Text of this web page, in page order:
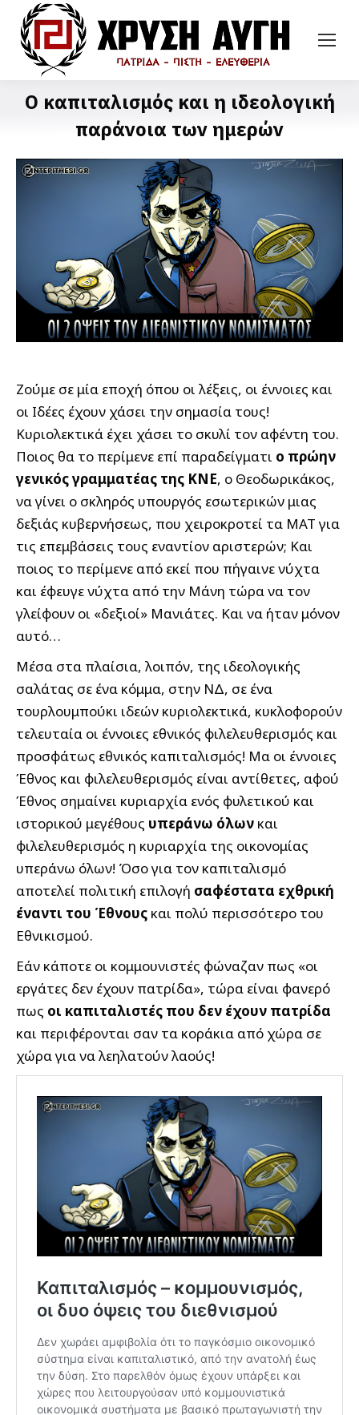
Ο καπιταλισμός και η ιδεολογική
παράνοια των ημερών
Ζούμε σε μία εποχή όπου οι λέξεις, οι έννοιες και
οι Ιδέες έχουν χάσει την σημασία τους!
Κυριολεκτικά έχει χάσει το σκυλί τον αφέντη του.
Ποιος θα το περίμενε επί παραδείγματι ο πρώην
γενικός γραμματέας της ΚΝΕ, ο Θεοδωρικάκος,
να γίνει ο σκληρός υπουργός εσωτερικών μιας
δεξιάς κυβερνήσεως, που χειροκροτεί τα ΜΑΤ για
τις επεμβάσεις τους εναντίον αριστερών; Και
ποιος το περίμενε από εκεί που πήγαινε νύχτα
και έφευγε νύχτα από την Μάνη τώρα να τον
γλείφουν οι «δεξιοί» Μανιάτες. Και να ήταν μόνον
αυτό…
Μέσα στα πλαίσια, λοιπόν, της ιδεολογικής
σαλάτας σε ένα κόμμα, στην ΝΔ, σε ένα
τουρλουμπούκι ιδεών κυριολεκτικά, κυκλοφορούν
τελευταία οι έννοιες εθνικός φιλελευθερισμός και
προσφάτως εθνικός καπιταλισμός! Μα οι έννοιες
Έθνος και φιλελευθερισμός είναι αντίθετες, αφού
Έθνος σημαίνει κυριαρχία ενός φυλετικού και
ιστορικού μεγέθους υπεράνω όλων και
φιλελευθερισμός η κυριαρχία της οικονομίας
υπεράνω όλων! Όσο για τον καπιταλισμό
αποτελεί πολιτική επιλογή σαφέστατα εχθρική
έναντι του Έθνους και πολύ περισσότερο του
Εθνικισμού.
Εάν κάποτε οι κομμουνιστές φώναζαν πως «οι
εργάτες δεν έχουν πατρίδα», τώρα είναι φανερό
πως οι καπιταλιστές που δεν έχουν πατρίδα
και περιφέρονται σαν τα κοράκια από χώρα σε
χώρα για να λεηλατούν λαούς!